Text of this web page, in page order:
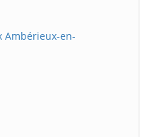
Ambérieux-en-